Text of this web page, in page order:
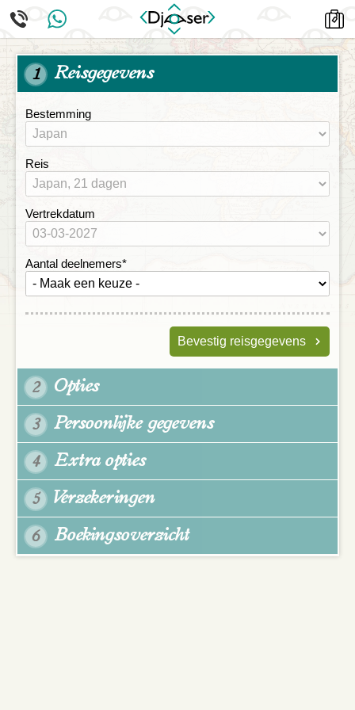
1 Reisgegevens
Bestemming
Reis
Vertrekdatum
Aantal deelnemers*
Bevestig reisgegevens
2 Opties
3 Persoonlijke gegevens
4 Extra opties
5 Verzekeringen
6 Boekingsoverzicht